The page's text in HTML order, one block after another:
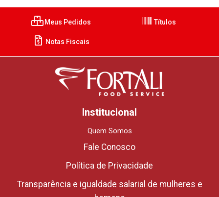
Meus Pedidos Títulos
Notas Fiscais
Institucional
Quem Somos
Fale Conosco
Política de Privacidade
Transparência e igualdade salarial de mulheres e